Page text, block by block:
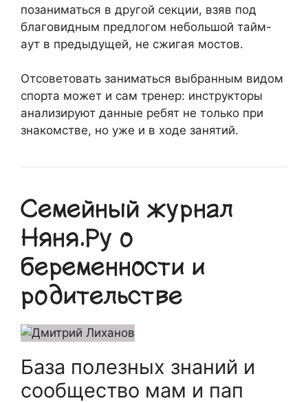
позаниматься в другой секции, взяв под
благовидным предлогом небольшой тайм-
аут в предыдущей, не сжигая мостов.
Отсоветовать заниматься выбранным видом
спорта может и сам тренер: инструкторы
анализируют данные ребят не только при
знакомстве, но уже и в ходе занятий.
Семейный журнал
Няня.Ру о
беременности и
родительстве
База полезных знаний и
сообщество мам и пап